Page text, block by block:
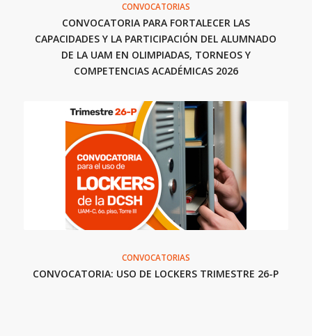
CONVOCATORIAS
CONVOCATORIA PARA FORTALECER LAS
CAPACIDADES Y LA PARTICIPACIÓN DEL ALUMNADO
DE LA UAM EN OLIMPIADAS, TORNEOS Y
COMPETENCIAS ACADÉMICAS 2026
CONVOCATORIAS
CONVOCATORIA: USO DE LOCKERS TRIMESTRE 26-P